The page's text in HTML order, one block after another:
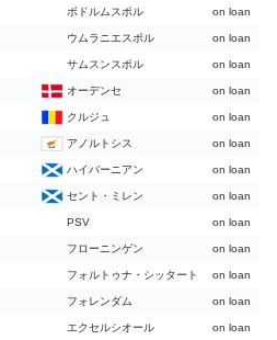
ボドルムスポル on loan
ウムラニエスポル on loan
サムスンスポル on loan
オーデンセ on loan
クルジュ on loan
アノルトシス on loan
ハイバーニアン on loan
セント・ミレン on loan
PSV on loan
フローニンゲン on loan
フォルトゥナ・シッタート on loan
フォレンダム on loan
エクセルシオール on loan